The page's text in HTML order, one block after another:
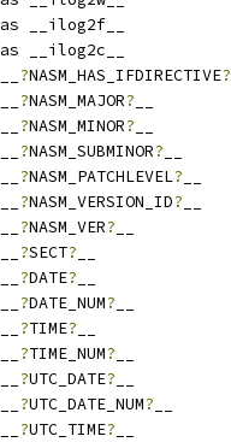
__ilog2f__
__ilog2c__
?NASM_HAS_IFDIRECTIVE?
?NASM_MAJOR?
?NASM_MINOR?
?NASM_SUBMINOR?
?NASM_PATCHLEVEL?
?NASM_VERSION_ID?
?NASM_VER?
?SECT?
?DATE?
?DATE_NUM?
?TIME?
?TIME_NUM?
?UTC_DATE?
?UTC_DATE_NUM?
?UTC_TIME?